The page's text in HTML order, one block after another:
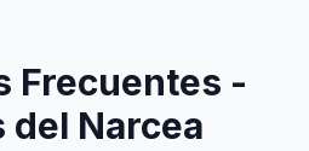
Frecuentes -
del Narcea